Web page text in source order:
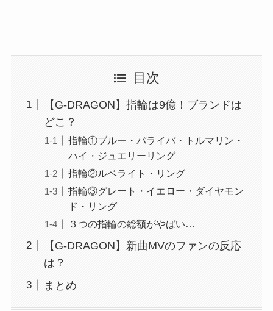
目次
【G-DRAGON】指輪は9億！ブランドは
どこ？
指輪①ブルー・パライバ・トルマリン・
ハイ・ジュエリーリング
指輪②ルベライト・リング
指輪③グレート・イエロー・ダイヤモン
ド・リング
３つの指輪の総額がやばい…
【G-DRAGON】新曲MVのファンの反応
は？
まとめ